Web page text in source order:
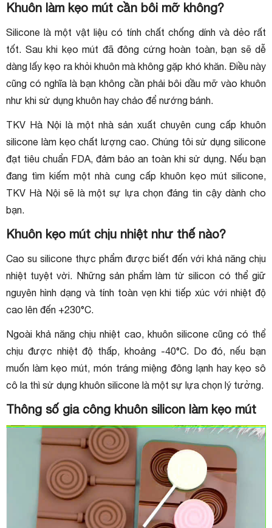
Khuôn làm kẹo mút cần bôi mỡ không?
Silicone là một vật liệu có tính chất chống dính và dẻo rất
tốt. Sau khi kẹo mút đã đông cứng hoàn toàn, bạn sẽ dễ
dàng lấy kẹo ra khỏi khuôn mà không gặp khó khăn. Điều này
cũng có nghĩa là bạn không cần phải bôi dầu mỡ vào khuôn
như khi sử dụng khuôn hay chảo để nướng bánh.
TKV Hà Nội là một nhà sản xuất chuyên cung cấp khuôn
silicone làm kẹo chất lượng cao. Chúng tôi sử dụng silicone
đạt tiêu chuẩn FDA, đảm bảo an toàn khi sử dụng. Nếu bạn
đang tìm kiếm một nhà cung cấp khuôn kẹo mút silicone,
TKV Hà Nội sẽ là một sự lựa chọn đáng tin cậy dành cho
bạn.
Khuôn kẹo mút chịu nhiệt như thế nào?
Cao su silicone thực phẩm được biết đến với khả năng chịu
nhiệt tuyệt vời. Những sản phẩm làm từ silicon có thể giữ
nguyên hình dạng và tính toàn vẹn khi tiếp xúc với nhiệt độ
cao lên đến +230°C.
Ngoài khả năng chịu nhiệt cao, khuôn silicone cũng có thể
chịu được nhiệt độ thấp, khoảng -40°C. Do đó, nếu bạn
muốn làm kẹo mút, món tráng miệng đông lạnh hay kẹo sô
cô la thì sử dụng khuôn silicone là một sự lựa chọn lý tưởng.
Thông số gia công khuôn silicon làm kẹo mút